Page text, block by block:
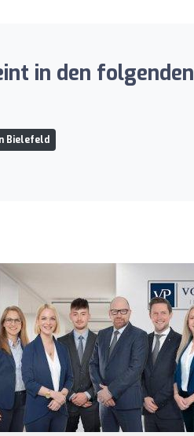
in den folgenden
Bielefeld